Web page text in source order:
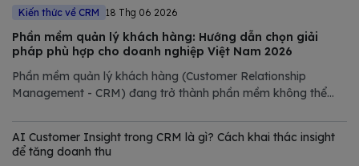
Kiến thức về CRM 18 Thg 06 2026
Phần mềm quản lý khách hàng: Hướng dẫn chọn giải
pháp phù hợp cho doanh nghiệp Việt Nam 2026
Phần mềm quản lý khách hàng (Customer Relationship
Management - CRM) đang trở thành phần mềm không thể
giải pháp CRM tốt nhất
AI Customer Insight trong CRM là gì? Cách khai thác insight
để tăng doanh thu